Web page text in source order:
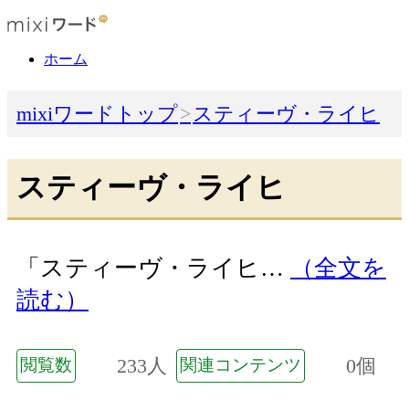
ホーム
mixiワードトップ スティーヴ・ライヒ
スティーヴ・ライヒ
「スティーヴ・ライヒ…
（全文を
読む）
閲覧数 233人 関連コンテンツ 0個